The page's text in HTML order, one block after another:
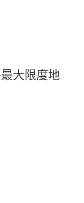
大限度地